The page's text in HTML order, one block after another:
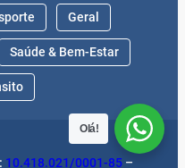
Geral
Saúde & Bem-Estar
10.418.021/0001-85–
Olá!